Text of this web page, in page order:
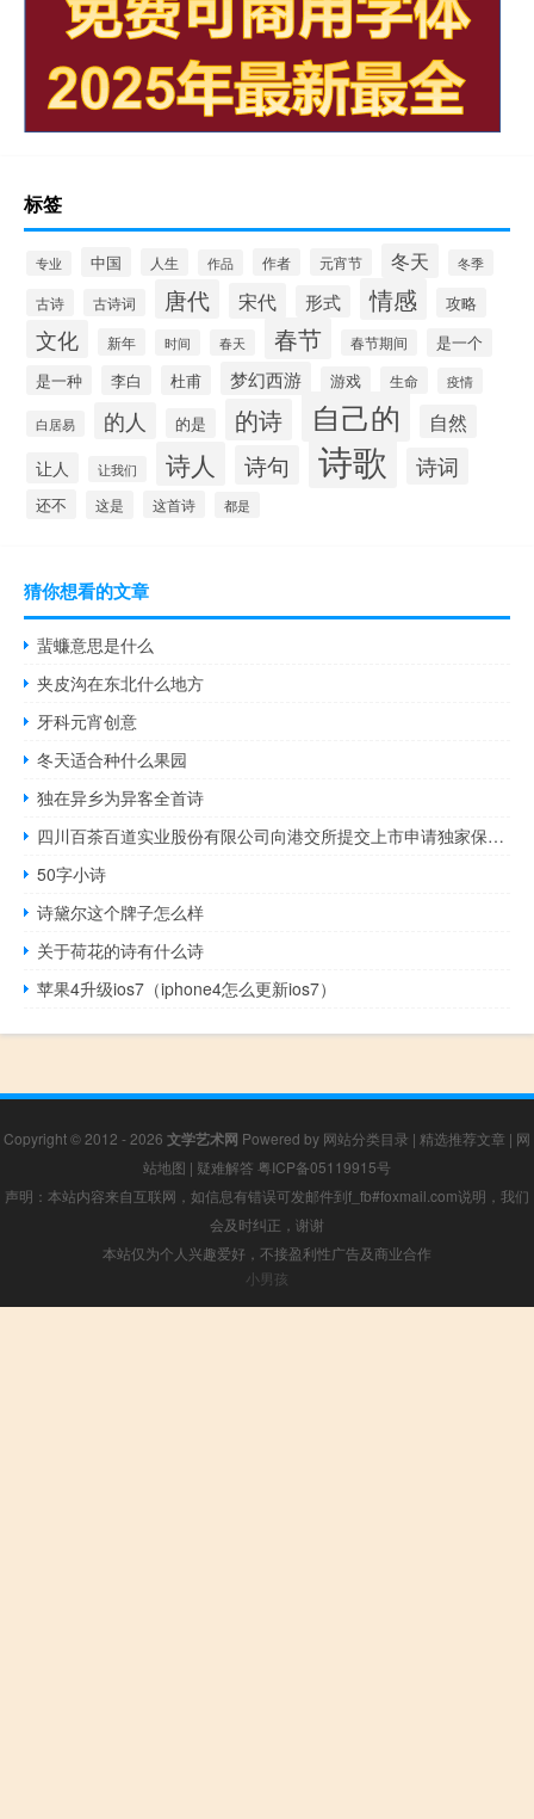
标签
专业 中国 人生 作品 作者 元宵节 冬天 冬季
古诗 古诗词 唐代 宋代 形式 情感 攻略
文化 新年 时间 春天 春节 春节期间 是一个
是一种 李白 杜甫 梦幻西游 游戏 生命 疫情
白居易 的人 的是 的诗 自己的 自然
让人 让我们 诗人 诗句 诗歌 诗词
还不 这是 这首诗 都是
猜你想看的文章
蜚蠊意思是什么
夹皮沟在东北什么地方
牙科元宵创意
冬天适合种什么果园
独在异乡为异客全首诗
四川百茶百道实业股份有限公司向港交所提交上市申请独家保荐人为中金公司
50字小诗
诗黛尔这个牌子怎么样
关于荷花的诗有什么诗
苹果4升级ios7（iphone4怎么更新ios7）
Copyright © 2012 - 2026 文学艺术网 Powered by 网站分类目录 | 精选推荐文章 | 网
站地图 | 疑难解答 粤ICP备05119915号
声明：本站内容来自互联网，如信息有错误可发邮件到f_fb#foxmail.com说明，我们
会及时纠正，谢谢
本站仅为个人兴趣爱好，不接盈利性广告及商业合作
小男孩